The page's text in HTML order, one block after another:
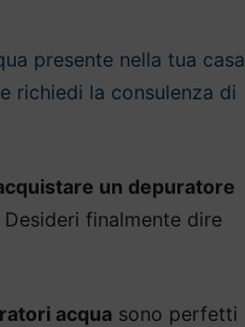
presente nella tua casa
richiedi la consulenza di
un depuratore
finalmente dire
acqua sono perfetti